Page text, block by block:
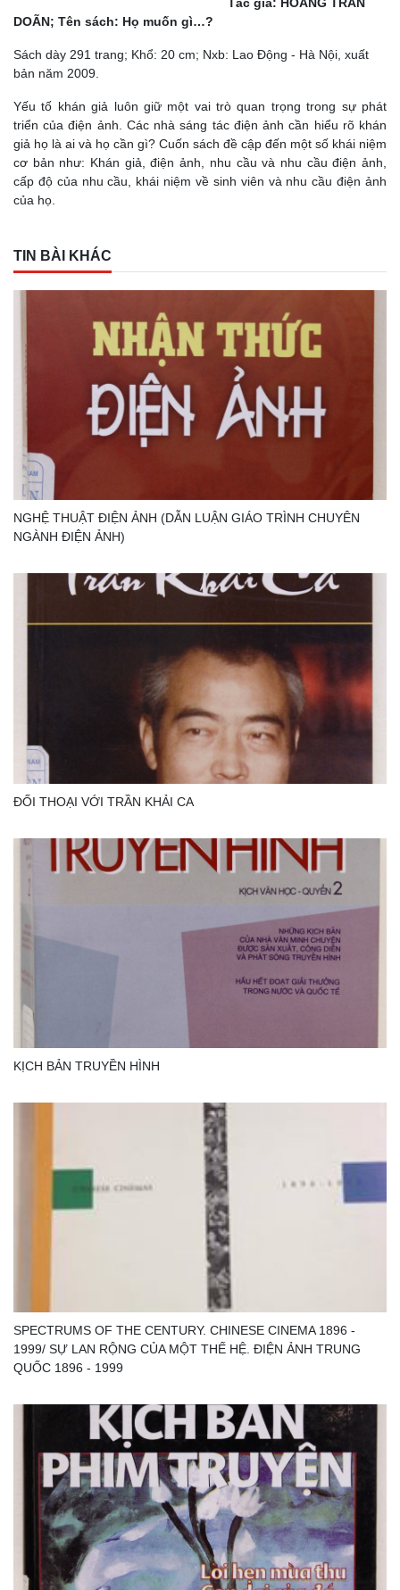
Tác giả: HOÀNG TRẦN
DOÃN; Tên sách: Họ muốn gì…?
Sách dày 291 trang; Khổ: 20 cm; Nxb: Lao Động - Hà Nội, xuất
bản năm 2009.
Yếu tố khán giả luôn giữ một vai trò quan trọng trong sự phát
triển của điện ảnh. Các nhà sáng tác điện ảnh cần hiểu rõ khán
giả họ là ai và họ cần gì? Cuốn sách đề cập đến một số khái niệm
cơ bản như: Khán giả, điện ảnh, nhu cầu và nhu cầu điện ảnh,
cấp độ của nhu cầu, khái niệm về sinh viên và nhu cầu điện ảnh
của họ.
TIN BÀI KHÁC
NGHỆ THUẬT ĐIỆN ẢNH (DẪN LUẬN GIÁO TRÌNH CHUYÊN
NGÀNH ĐIỆN ẢNH)
ĐỐI THOẠI VỚI TRẦN KHẢI CA
KỊCH BẢN TRUYỀN HÌNH
SPECTRUMS OF THE CENTURY. CHINESE CINEMA 1896 -
1999/ SỰ LAN RỘNG CỦA MỘT THẾ HỆ. ĐIỆN ẢNH TRUNG
QUỐC 1896 - 1999